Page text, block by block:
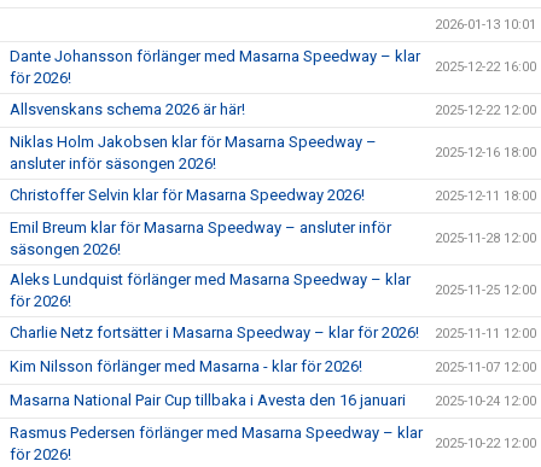
2026-01-13 10:01
Dante Johansson förlänger med Masarna Speedway – klar
för 2026!
2025-12-22 16:00
Allsvenskans schema 2026 är här! 2025-12-22 12:00
Niklas Holm Jakobsen klar för Masarna Speedway –
ansluter inför säsongen 2026!
2025-12-16 18:00
Christoffer Selvin klar för Masarna Speedway 2026! 2025-12-11 18:00
Emil Breum klar för Masarna Speedway – ansluter inför
säsongen 2026!
2025-11-28 12:00
Aleks Lundquist förlänger med Masarna Speedway – klar
för 2026!
2025-11-25 12:00
Charlie Netz fortsätter i Masarna Speedway – klar för 2026! 2025-11-11 12:00
Kim Nilsson förlänger med Masarna - klar för 2026! 2025-11-07 12:00
Masarna National Pair Cup tillbaka i Avesta den 16 januari 2025-10-24 12:00
Rasmus Pedersen förlänger med Masarna Speedway – klar
för 2026!
2025-10-22 12:00